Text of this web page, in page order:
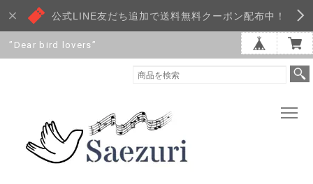
公式LINE友だち追加で送料無料クーポン配布中！
”Dear bird lovers”